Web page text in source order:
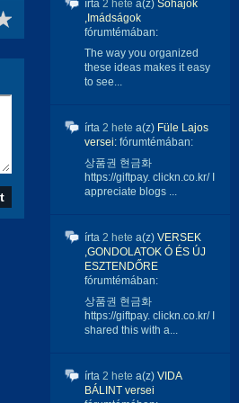
írta 2 hete a(z) Sóhajok
,Imádságok
fórumtémában:
The way you organized
these ideas makes it easy
to see...
írta 2 hete a(z) Füle Lajos
versei: fórumtémában:
상품권 현금화
https://giftpay. clickn.co.kr/ I
appreciate blogs ...
írta 2 hete a(z) VERSEK
,GONDOLATOK Ó ÉS ÚJ
ESZTENDŐRE
fórumtémában:
상품권 현금화
https://giftpay. clickn.co.kr/ I
shared this with a...
írta 2 hete a(z) VIDA
BÁLINT versei